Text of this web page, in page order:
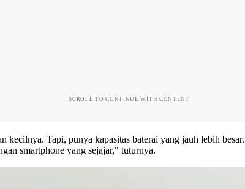
SCROLL TO CONTINUE WITH CONTENT
Tapi, punya kapasitas baterai yang jauh lebih
smartphone yang sejajar," tuturnya.